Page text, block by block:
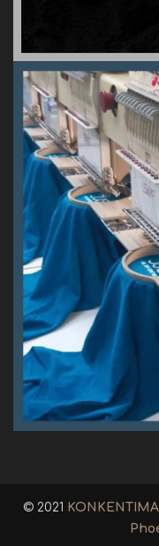
© 2021 KONKENTIMA